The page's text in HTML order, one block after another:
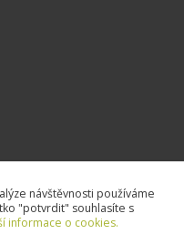
návštěvnosti používáme
"potvrdit" souhlasíte s
informace o cookies.